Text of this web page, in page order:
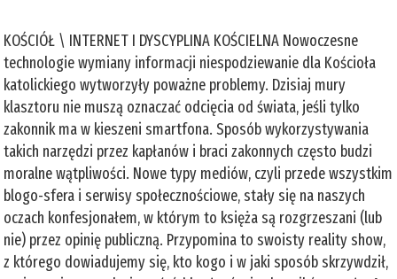
KOŚCIÓŁ \ INTERNET I DYSCYPLINA KOŚCIELNA Nowoczesne
technologie wymiany informacji niespodziewanie dla Kościoła
katolickiego wytworzyły poważne problemy. Dzisiaj mury
klasztoru nie muszą oznaczać odcięcia od świata, jeśli tylko
zakonnik ma w kieszeni smartfona. Sposób wykorzystywania
takich narzędzi przez kapłanów i braci zakonnych często budzi
moralne wątpliwości. Nowe typy mediów, czyli przede wszystkim
blogo-sfera i serwisy społecznościowe, stały się na naszych
oczach konfesjonałem, w którym to księża są rozgrzeszani (lub
nie) przez opinię publiczną. Przypomina to swoisty reality show,
z którego dowiadujemy się, kto kogo i w jaki sposób skrzywdził,